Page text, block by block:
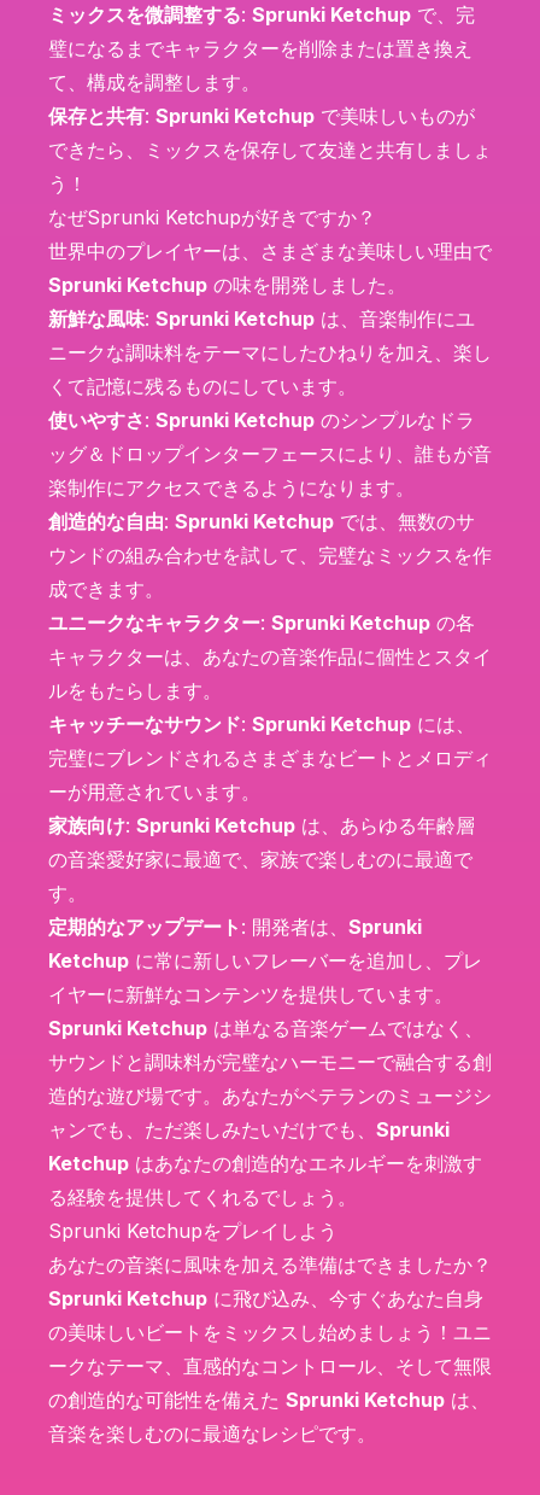
ミックスを微調整する: Sprunki Ketchup で、完
璧になるまでキャラクターを削除または置き換え
て、構成を調整します。
保存と共有: Sprunki Ketchup で美味しいものが
できたら、ミックスを保存して友達と共有しましょ
う！
なぜSprunki Ketchupが好きですか？
世界中のプレイヤーは、さまざまな美味しい理由で
Sprunki Ketchup の味を開発しました。
新鮮な風味: Sprunki Ketchup は、音楽制作にユ
ニークな調味料をテーマにしたひねりを加え、楽し
くて記憶に残るものにしています。
使いやすさ: Sprunki Ketchup のシンプルなドラ
ッグ＆ドロップインターフェースにより、誰もが音
楽制作にアクセスできるようになります。
創造的な自由: Sprunki Ketchup では、無数のサ
ウンドの組み合わせを試して、完璧なミックスを作
成できます。
ユニークなキャラクター: Sprunki Ketchup の各
キャラクターは、あなたの音楽作品に個性とスタイ
ルをもたらします。
キャッチーなサウンド: Sprunki Ketchup には、
完璧にブレンドされるさまざまなビートとメロディ
ーが用意されています。
家族向け: Sprunki Ketchup は、あらゆる年齢層
の音楽愛好家に最適で、家族で楽しむのに最適で
す。
定期的なアップデート : 開発者は、 Sprunki
Ketchup に常に新しいフレーバーを追加し、プレ
イヤーに新鮮なコンテンツを提供しています。
Sprunki Ketchup は単なる音楽ゲームではなく、
サウンドと調味料が完璧なハーモニーで融合する創
造的な遊び場です。あなたがベテランのミュージシ
ャンでも、ただ楽しみたいだけでも、 Sprunki
Ketchup はあなたの創造的なエネルギーを刺激す
る経験を提供してくれるでしょう。
Sprunki Ketchupをプレイしよう
あなたの音楽に風味を加える準備はできましたか？
Sprunki Ketchup に飛び込み、今すぐあなた自身
の美味しいビートをミックスし始めましょう！ユニ
ークなテーマ、直感的なコントロール、そして無限
の創造的な可能性を備えた Sprunki Ketchup は、
音楽を楽しむのに最適なレシピです。